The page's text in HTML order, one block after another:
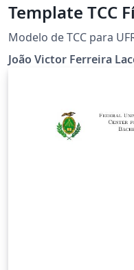
Template TCC
Modelo de TCC para
João Victor Ferreira